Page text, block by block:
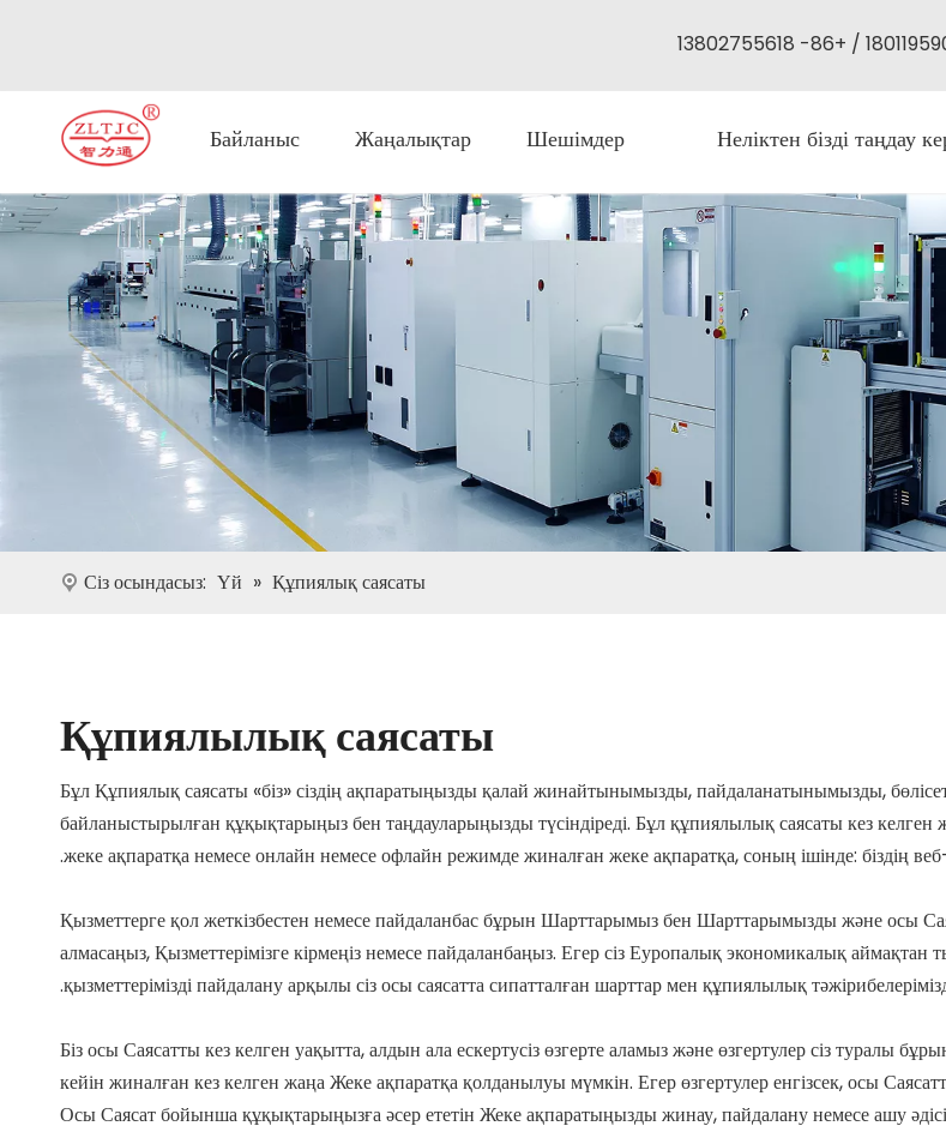
Неліктен бізді таңдау
Шешімдер
Жаңалықтар
Байланыс
Сіз осындасыз: Үй » Құпиялық саясаты
Құпиялылық саясаты
Бұл Құпиялық саясаты «біз» сіздің ақпаратыңызды қалай жинайтынымызды, пайдаланатынымызды,
байланыстырылған құқықтарыңыз бен таңдауларыңызды түсіндіреді. Бұл құпиялылық саясаты кез
жеке ақпаратқа немесе онлайн немесе офлайн режимде жиналған жеке ақпаратқа, соның ішінде: біздің
Қызметтерге қол жеткізбестен немесе пайдаланбас бұрын Шарттарымыз бен Шарттарымызды және осы
алмасаңыз, Қызметтерімізге кірмеңіз немесе пайдаланбаңыз. Егер сіз Еуропалық экономикалық аймақтан
қызметтерімізді пайдалану арқылы сіз осы саясатта сипатталған шарттар мен құпиялылық
Біз осы Саясатты кез келген уақытта, алдын ала ескертусіз өзгерте аламыз және өзгертулер сіз туралы
кейін жиналған кез келген жаңа Жеке ақпаратқа қолданылуы мүмкін. Егер өзгертулер енгізсек, осы
Осы Саясат бойынша құқықтарыңызға әсер ететін Жеке ақпаратыңызды жинау, пайдалану немесе ашу әдісіне